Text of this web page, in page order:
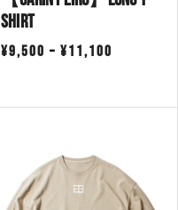
shirt
¥9,500 – ¥11,100
¥11,100